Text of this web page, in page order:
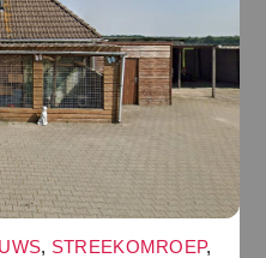
, STREEKOMROEP,